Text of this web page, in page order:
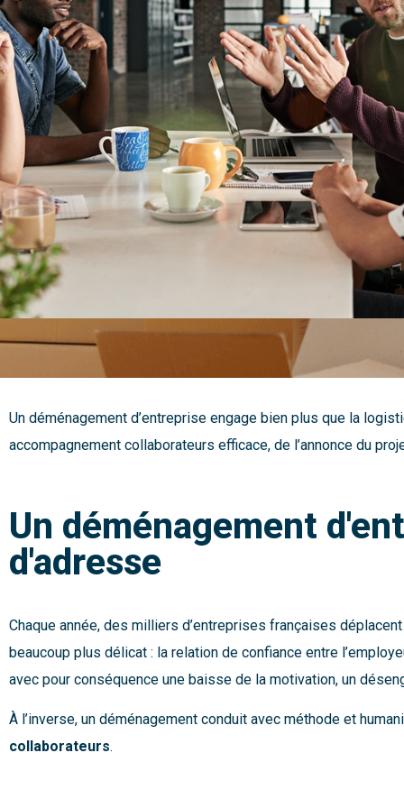
Un déménagement d’entreprise engage bien plus que la
accompagnement collaborateurs efficace, de l’annonce du
Un déménagement
d'adresse
Chaque année, des milliers d’entreprises françaises
beaucoup plus délicat : la relation de confiance entre
avec pour conséquence une baisse de la motivation, un
À l’inverse, un déménagement conduit avec méthode et
collaborateurs.